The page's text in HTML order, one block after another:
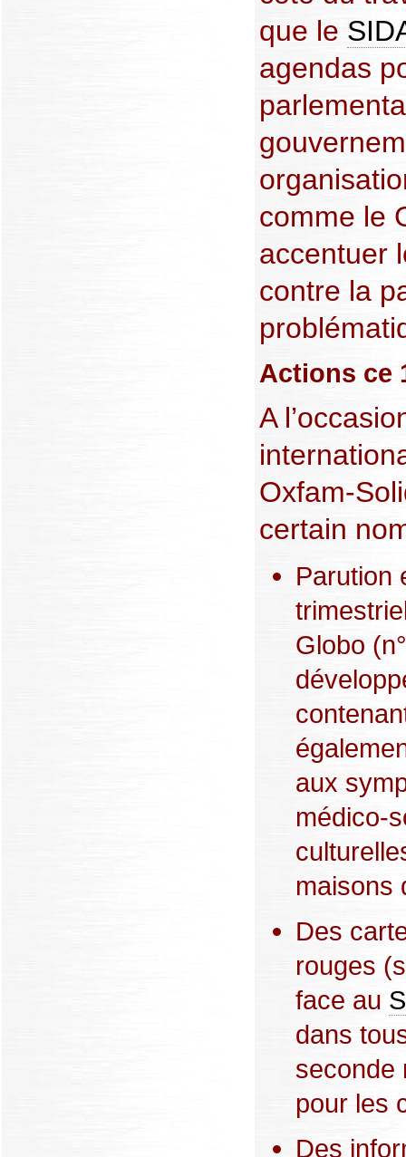
que le
agendas
comme le
accentuer
contre la
Actions ce
A
Oxfam-
certain
Parution
Globo
aux
médico-
maisons
Des
rouges
face au
dans
seconde
pour les
Des